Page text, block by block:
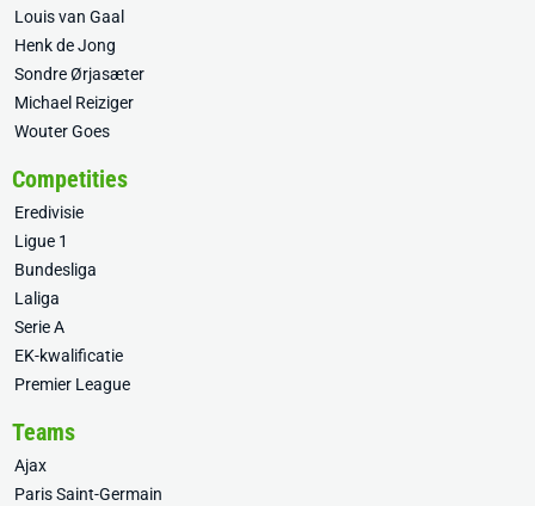
Louis van Gaal
Henk de Jong
Sondre Ørjasæter
Michael Reiziger
Wouter Goes
Competities
Eredivisie
Ligue 1
Bundesliga
Laliga
Serie A
EK-kwalificatie
Premier League
Teams
Ajax
Paris Saint-Germain